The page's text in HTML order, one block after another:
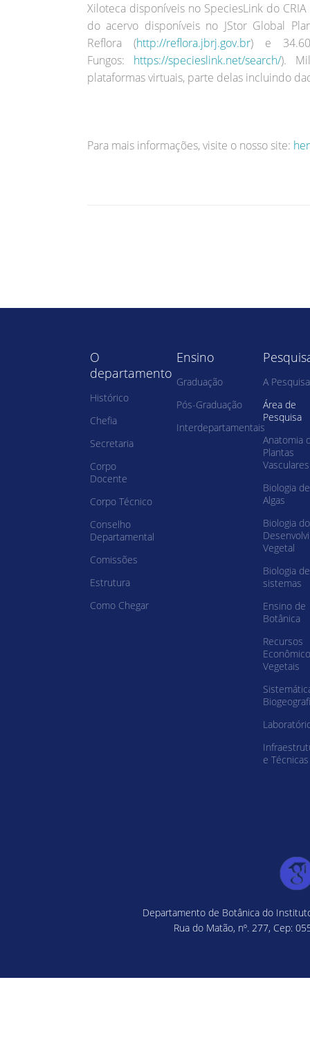
Xiloteca disponíveis no SpeciesLink do CRIA
do acervo disponíveis no JStor Global
Reflora (http://reflora.jbrj.gov.br) e
Fungos: https://specieslink.net/search/).
plataformas virtuais, parte delas incluindo
Para mais informações, visite o nosso site:
O
departamento
Histórico
Chefia
Secretaria
Corpo
Docente
Corpo Técnico
Conselho
Departamental
Comissões
Estrutura
Como Chegar
Ensino
Graduação
Pós-Graduação
Interdepartamentais
A Pesquisa
Área de
Pesquisa
Anatomia
Plantas
Vasculares
Biologia de
Algas
Biologia do
Vegetal
Biologia de
sistemas
Ensino de
Botânica
Recursos
Vegetais
e Técnicas
Departamento de Botânica do
Rua do Matão, nº. 277, Cep: